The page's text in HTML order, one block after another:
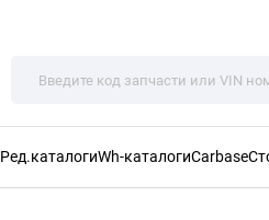
Ред.каталогиWh-каталогиCarbase